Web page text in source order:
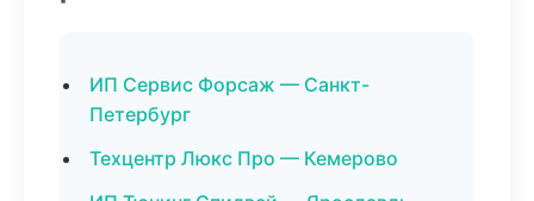
ИП Сервис Форсаж — Санкт-
Петербург
Техцентр Люкс Про — Кемерово